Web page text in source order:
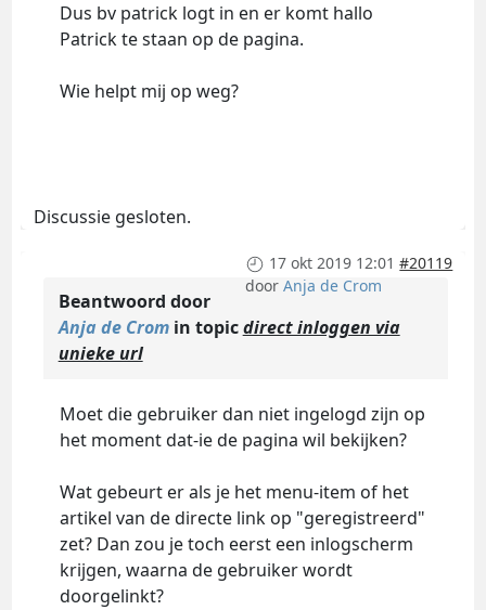
Dus bv patrick logt in en er komt hallo
Patrick te staan op de pagina.
Wie helpt mij op weg?
Discussie gesloten.
17 okt 2019 12:01 #20119
doorAnja de Crom
Beantwoord door
Anja de Cromin topicdirect inloggen via
unieke url
Moet die gebruiker dan niet ingelogd zijn op
het moment dat-ie de pagina wil bekijken?
Wat gebeurt er als je het menu-item of het
artikel van de directe link op "geregistreerd"
zet? Dan zou je toch eerst een inlogscherm
krijgen, waarna de gebruiker wordt
doorgelinkt?